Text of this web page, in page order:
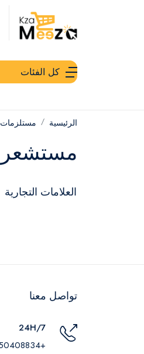
كل الفئات
الرئيسية مستلزمات
العلامات التجارية
تواصل معنا
24H/7
+201050408834